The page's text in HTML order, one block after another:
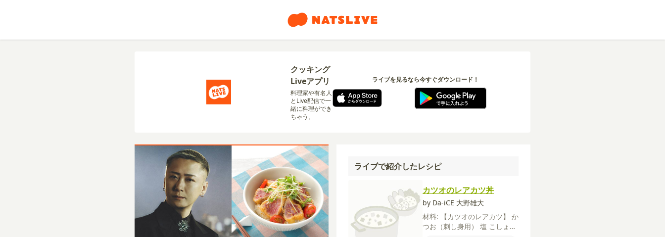
クッキング
Liveアプリ
料理家や有名人
とLive配信で一
緒に料理ができ
ちゃう。
ライブを見るなら今すぐダウンロード！
ライブで紹介したレシピ
カツオのレアカツ丼
by Da-iCE 大野雄大
材料:
【カツオのレアカツ】 か
つお（刺し身用） 塩 こしょう